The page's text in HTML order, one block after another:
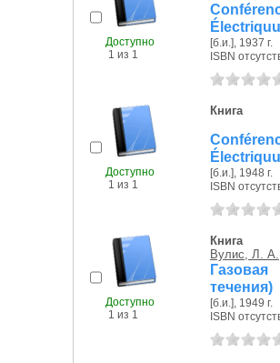
Доступно
1 из 1
[б.и.], 1937 г.
ISBN
Доступно
1 из 1
Книга
[б.и.], 1948 г.
ISBN
Доступно
1 из 1
Книга
Вулис, Л. А.
течения)
[б.и.], 1949 г.
ISBN